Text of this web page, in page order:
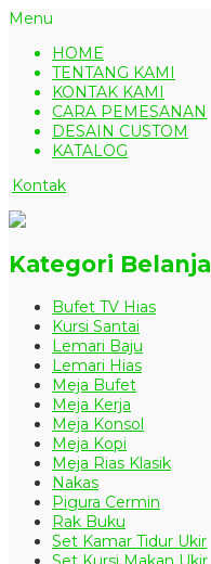
Menu
HOME
TENTANG KAMI
KONTAK KAMI
CARA PEMESANAN
DESAIN CUSTOM
KATALOG
Kontak
Kategori Belanja
Bufet TV Hias
Kursi Santai
Lemari Baju
Lemari Hias
Meja Bufet
Meja Kerja
Meja Konsol
Meja Kopi
Meja Rias Klasik
Nakas
Pigura Cermin
Rak Buku
Set Kamar Tidur Ukir